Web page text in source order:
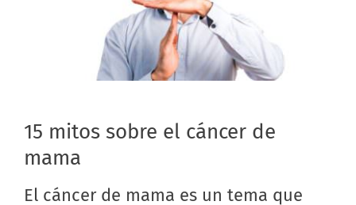
15 mitos sobre el cáncer de
mama
El cáncer de mama es un tema que